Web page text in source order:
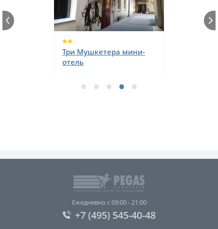
Три Мушкетера мини-
отель
Ежедневно с 09:00 - 21:00
+7 (495) 545-40-48